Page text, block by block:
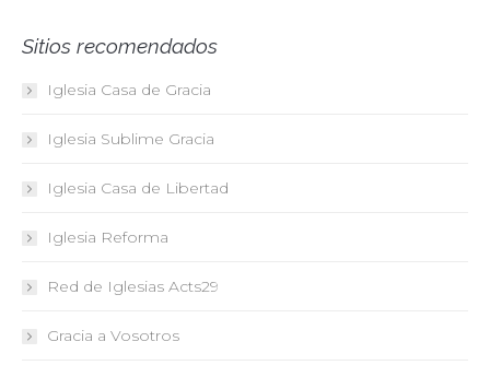
Sitios recomendados
Iglesia Casa de Gracia
Iglesia Sublime Gracia
Iglesia Casa de Libertad
Iglesia Reforma
Red de Iglesias Acts29
Gracia a Vosotros